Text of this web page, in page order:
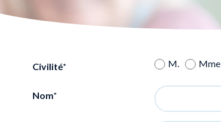
Civilité M. Mme
Nom